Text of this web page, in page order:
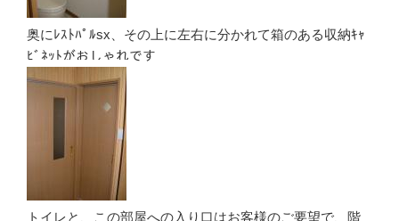
奥にﾚｽﾄﾊﾟﾙsx、その上に左右に分かれて箱のある収納ｷｬ
ﾋﾞﾈｯﾄがおしゃれです
トイレと、この部屋への入り口はお客様のご要望で、階